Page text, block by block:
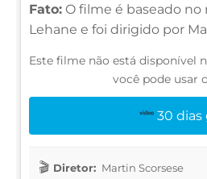
Fato: O filme é baseado
Lehane e foi dirigido por
Este filme não está disponível
você pode usar
30 dias
Diretor: Martin Scorsese